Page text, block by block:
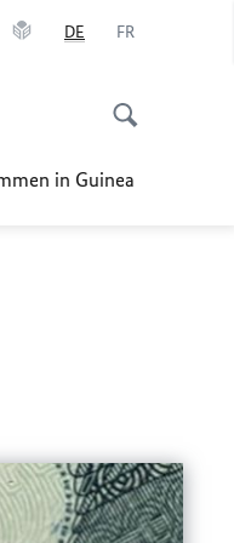
DE FR
in Guinea